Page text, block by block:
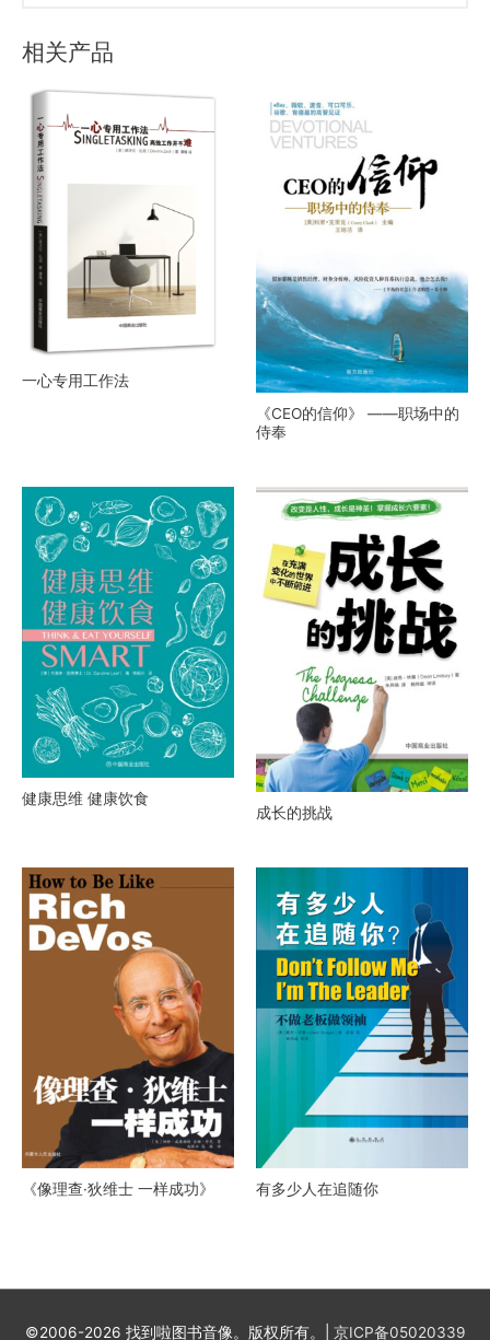
相关产品
一心专用工作法
《CEO的信仰》 ——职场中的
侍奉
健康思维 健康饮食
成长的挑战
《像理查·狄维士 一样成功》 有多少人在追随你
©2006-2026 找到啦图书音像。版权所有。| 京ICP备05020339